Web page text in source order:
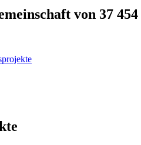
von 37 454